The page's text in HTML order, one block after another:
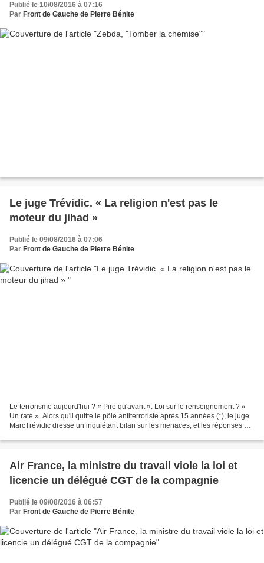
Publié le 10/08/2016 à 07:16
Par Front de Gauche de Pierre Bénite
Le juge Trévidic. « La religion n'est pas le
moteur du jihad »
Publié le 09/08/2016 à 07:06
Par Front de Gauche de Pierre Bénite
Le terrorisme aujourd'hui ? « Pire qu'avant ». Loi sur le renseignement ? «
Un raté ». Alors qu'il quitte le pôle antiterroriste après 15 années (*), le juge
MarcTrévidic dresse un inquiétant bilan sur les menaces, et les réponses qui
Air France, la ministre du travail viole la loi et
licencie un délégué CGT de la compagnie
Publié le 09/08/2016 à 06:57
Par Front de Gauche de Pierre Bénite